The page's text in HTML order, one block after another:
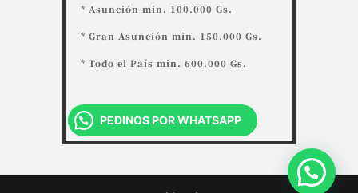
* Asunción min. 100.000 Gs.
* Gran Asunción min. 150.000 Gs.
* Todo el País min. 600.000 Gs.
PEDINOS POR WHATSAPP